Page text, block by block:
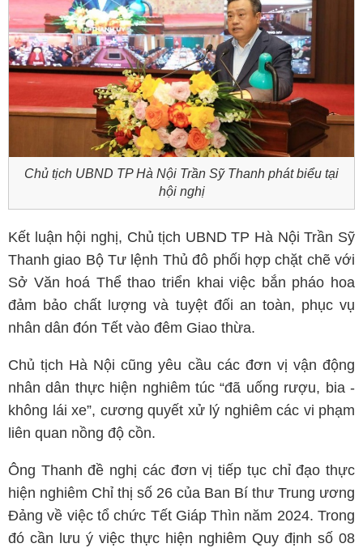
Chủ tịch UBND TP Hà Nội Trần Sỹ Thanh phát biểu tại
hội nghị
Kết luận hội nghị, Chủ tịch UBND TP Hà Nội Trần Sỹ
Thanh giao Bộ Tư lệnh Thủ đô phối hợp chặt chẽ với
Sở Văn hoá Thể thao triển khai việc bắn pháo hoa
đảm bảo chất lượng và tuyệt đối an toàn, phục vụ
nhân dân đón Tết vào đêm Giao thừa.
Chủ tịch Hà Nội cũng yêu cầu các đơn vị vận động
nhân dân thực hiện nghiêm túc “đã uống rượu, bia -
không lái xe”, cương quyết xử lý nghiêm các vi phạm
liên quan nồng độ cồn.
Ông Thanh đề nghị các đơn vị tiếp tục chỉ đạo thực
hiện nghiêm Chỉ thị số 26 của Ban Bí thư Trung ương
Đảng về việc tổ chức Tết Giáp Thìn năm 2024. Trong
đó cần lưu ý việc thực hiện nghiêm Quy định số 08